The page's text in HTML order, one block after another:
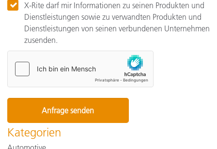
X-Rite darf mir Informationen zu seinen Produkten und
Dienstleistungen sowie zu verwandten Produkten und
Dienstleistungen von seinen verbundenen Unternehmen
zusenden.
Kategorien